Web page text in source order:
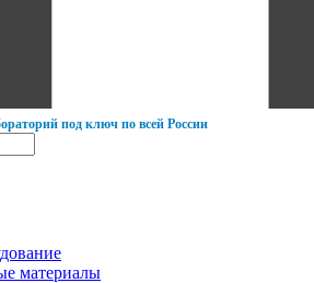
под ключ по всей России
материалы